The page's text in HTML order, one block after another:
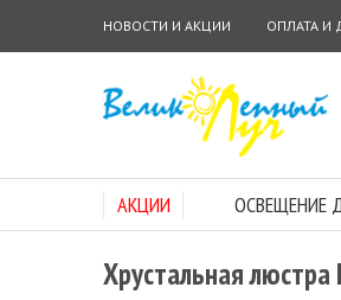
НОВОСТИ И АКЦИИ ОПЛАТА И
АКЦИИ ОСВЕЩЕНИЕ
Хрустальная